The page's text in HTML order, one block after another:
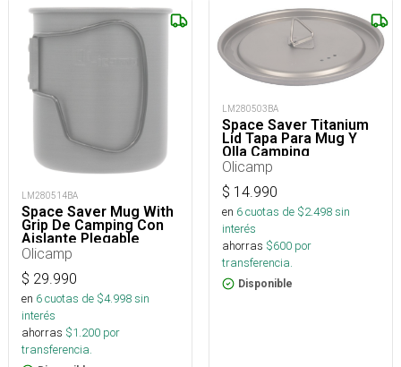
LM280514BA
Space Saver Mug With
Grip De Camping Con
Aislante Plegable
Olicamp
$ 29.990
en 6cuotas de $4.998sin
interés
ahorras $1.200 por
transferencia.
LM280503BA
Space Saver Titanium
Lid Tapa Para Mug Y
Olla Camping
Olicamp
$ 14.990
en 6cuotas de $2.498sin
interés
ahorras $600 por
transferencia.
Disponible